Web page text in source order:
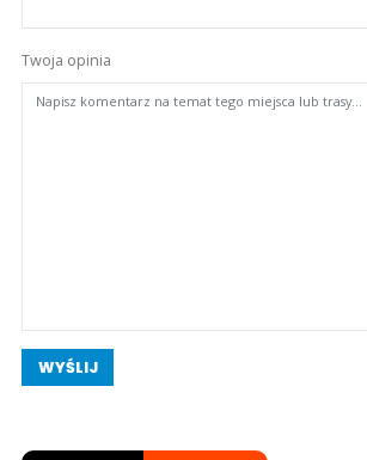
Twoja opinia
WYŚLIJ